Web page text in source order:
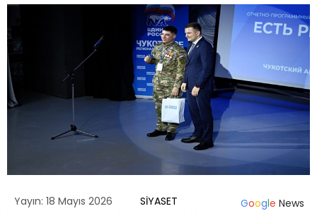
Yayın: 18 Mayıs 2026 SİYASET Google News